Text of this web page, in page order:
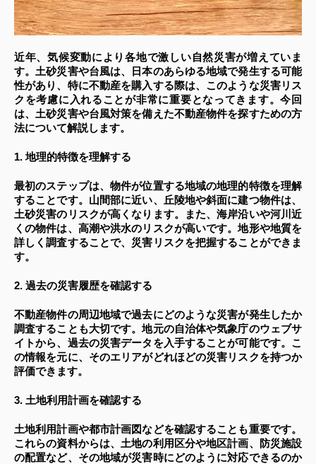
近年、気候変動により各地で激しい自然災害が増えていま
す。土砂災害や台風は、日本のあらゆる地域で発生する可能
性があり、特に不動産を購入する際は、このような災害リス
クを考慮に入れることが非常に重要となってきます。今回
は、土砂災害や台風対策を備えた不動産物件を探すための方
法について解説します。
1. 地理的特徴を理解する
最初のステップは、物件が位置する地域の地理的特徴を理解
することです。山間部に近い、丘陵地や斜面に建つ物件は、
土砂災害のリスクが高くなります。また、海岸沿いや河川近
くの物件は、高潮や洪水のリスクが高いです。地形や地質を
詳しく調査することで、災害リスクを把握することができま
す。
2. 過去の災害履歴を確認する
不動産物件の周辺地域で過去にどのような災害が発生したか
調査することも大切です。地元の自治体や気象庁のウェブサ
イトから、過去の災害データを入手することが可能です。こ
の情報を元に、そのエリアがどれほどの災害リスクを持つか
評価できます。
3. 土地利用計画を確認する
土地利用計画や都市計画図などを確認することも重要です。
これらの資料からは、土地の利用区分や地区計画、防災施設
の配置など、その地域が災害時にどのように対応できるのか